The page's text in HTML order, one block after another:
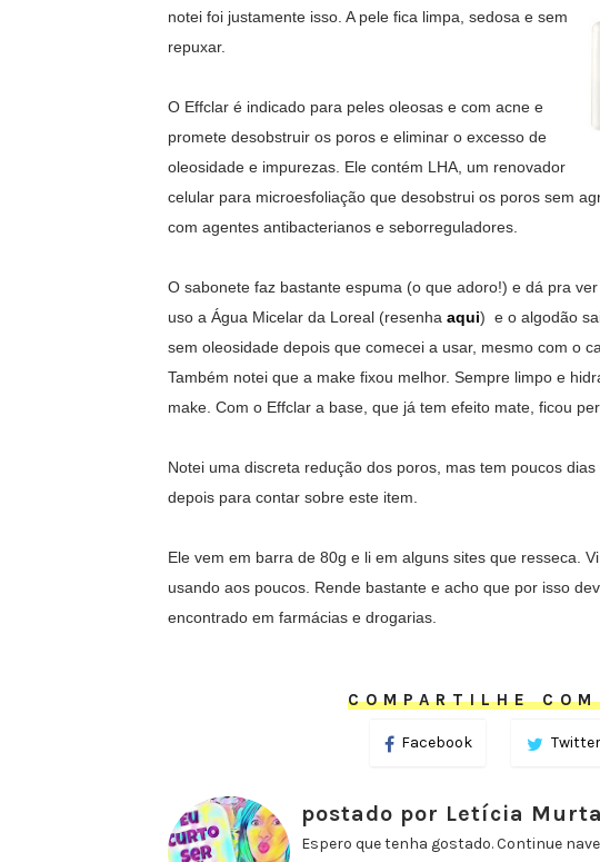
notei foi justamente isso. A pele fica limpa, sedosa e sem
repuxar.
O Effclar é indicado para peles oleosas e com acne e
promete desobstruir os poros e eliminar o excesso de
oleosidade e impurezas. Ele contém LHA, um renovador
celular para microesfoliação que desobstrui os poros sem
com agentes antibacterianos e seborreguladores.
O sabonete faz bastante espuma (o que adoro!) e dá pra
uso a Água Micelar da Loreal (resenha aqui) e o algodão
sem oleosidade depois que comecei a usar, mesmo com o
Também notei que a make fixou melhor. Sempre limpo e
make. Com o Effclar a base, que já tem efeito mate, ficou
Notei uma discreta redução dos poros, mas tem poucos
depois para contar sobre este item.
Ele vem em barra de 80g e li em alguns sites que resseca.
usando aos poucos. Rende bastante e acho que por isso
encontrado em farmácias e drogarias.
COMPARTILHE
Facebook Twitter
postado por Letícia Murta
Espero que tenha gostado. Continue